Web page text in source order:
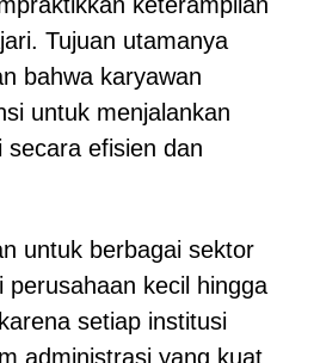
Tujuan utamanya
bahwa karyawan
untuk menjalankan
efisien dan
untuk berbagai sektor
perusahaan kecil hingga
setiap institusi
administrasi yang kuat